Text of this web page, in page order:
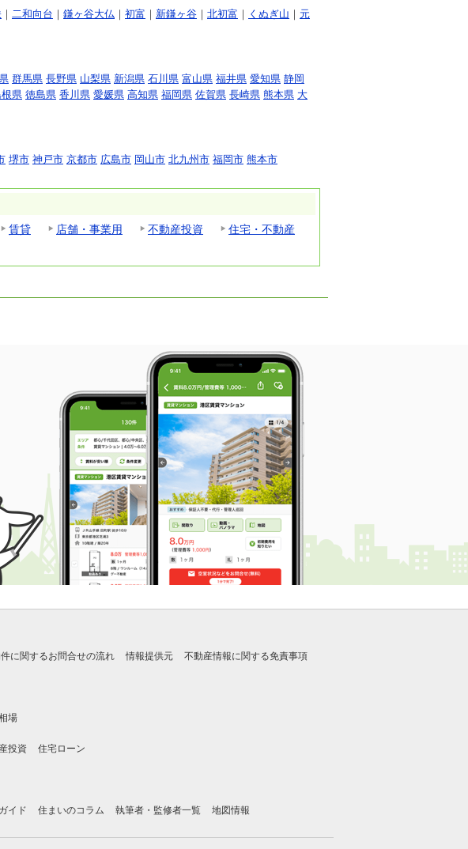
｜ 二和向台 ｜ 鎌ヶ谷大仏 ｜ 初富 ｜ 新鎌ヶ谷 ｜ 北初富 ｜ くぬぎ山 ｜ 元
群馬県 長野県 山梨県 新潟県 石川県 富山県 福井県 愛知県 静岡
県 徳島県 香川県 愛媛県 高知県 福岡県 佐賀県 長崎県 熊本県 大
堺市 神戸市 京都市 広島市 岡山市 北九州市 福岡市 熊本市
賃貸 店舗・事業用 不動産投資
住宅・不動産
に関するお問合せの流れ 情報提供元 不動産情報に関する免責事項
場
投資 住宅ローン
イド 住まいのコラム 執筆者・監修者一覧 地図情報